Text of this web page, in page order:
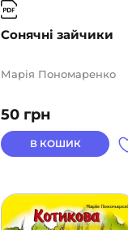
Сонячні зайчики
50 грн
Марія Пономаренко
В КОШИК